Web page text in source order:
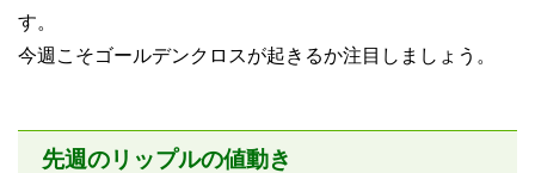
す。
今週こそゴールデンクロスが起きるか注目しましょう。
先週のリップルの値動き